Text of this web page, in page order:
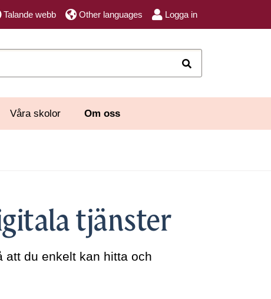
Talande webb Other languages Logga in
Våra skolor Om oss
tjänster
att du enkelt kan hitta och